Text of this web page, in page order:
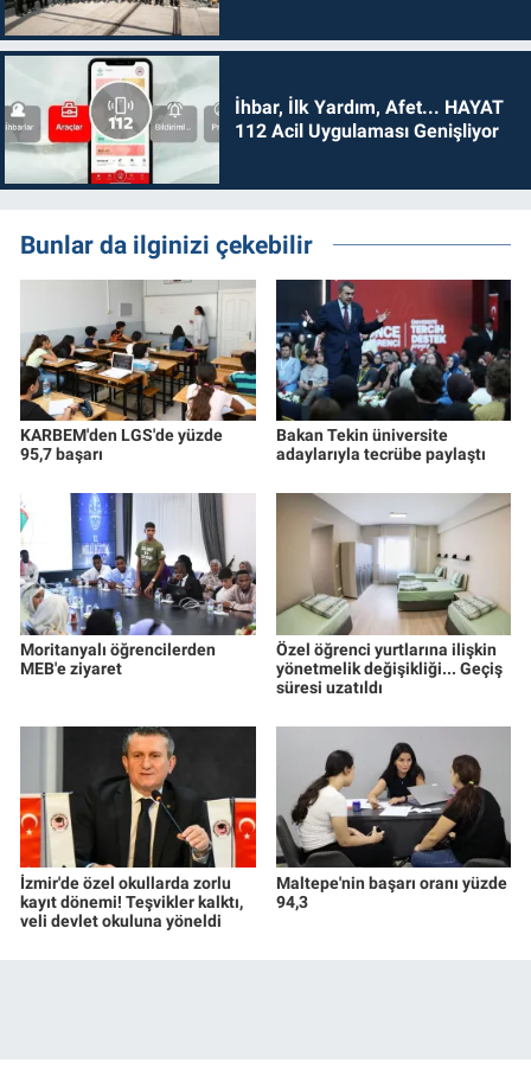
İhbar, İlk Yardım, Afet... HAYAT
112 Acil Uygulaması Genişliyor
Bunlar da ilginizi çekebilir
KARBEM'den LGS'de yüzde
95,7 başarı
Bakan Tekin üniversite
adaylarıyla tecrübe paylaştı
Moritanyalı öğrencilerden
MEB'e ziyaret
Özel öğrenci yurtlarına ilişkin
yönetmelik değişikliği... Geçiş
süresi uzatıldı
İzmir'de özel okullarda zorlu
kayıt dönemi! Teşvikler kalktı,
veli devlet okuluna yöneldi
Maltepe'nin başarı oranı yüzde
94,3